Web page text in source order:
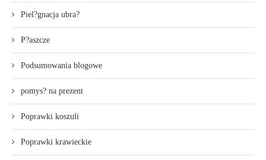
Piel?gnacja ubra?
P?aszcze
Podsumowania blogowe
pomys? na prezent
Poprawki koszuli
Poprawki krawieckie